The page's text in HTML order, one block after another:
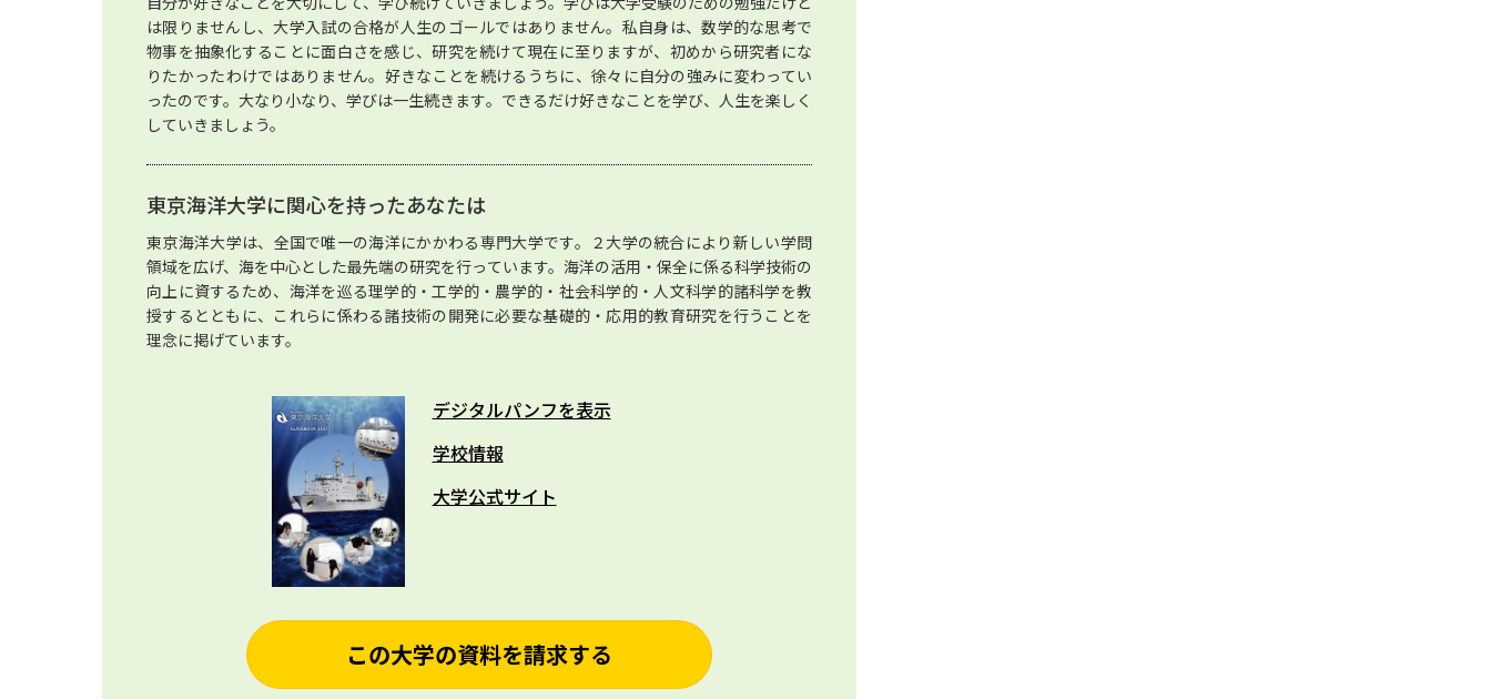
は限りませんし、大学入試の合格が人生のゴールではありません。私自身は、数学的な思考で
物事を抽象化することに面白さを感じ、研究を続けて現在に至りますが、初めから研究者にな
りたかったわけではありません。好きなことを続けるうちに、徐々に自分の強みに変わってい
ったのです。大なり小なり、学びは一生続きます。できるだけ好きなことを学び、人生を楽しく
していきましょう。
東京海洋大学に関心を持ったあなたは
東京海洋大学は、全国で唯一の海洋にかかわる専門大学です。２大学の統合により新しい学問
領域を広げ、海を中心とした最先端の研究を行っています。海洋の活用・保全に係る科学技術の
向上に資するため、海洋を巡る理学的・工学的・農学的・社会科学的・人文科学的諸科学を教
授するとともに、これらに係わる諸技術の開発に必要な基礎的・応用的教育研究を行うことを
理念に掲げています。
デジタルパンフを表示
学校情報
大学公式サイト
この大学の資料を請求する